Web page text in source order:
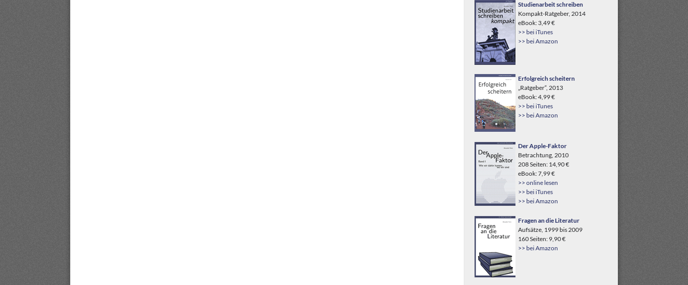
Studienarbeit schreiben
Kompakt-Ratgeber, 2014
eBook: 3,49 €
>> bei iTunes
>> bei Amazon
Erfolgreich scheitern
„Ratgeber“, 2013
eBook: 4,99 €
>> bei iTunes
>> bei Amazon
Der Apple-Faktor
Betrachtung, 2010
208 Seiten: 14,90 €
eBook: 7,99 €
>> online lesen
>> bei iTunes
>> bei Amazon
Fragen an die Literatur
Aufsätze, 1999 bis 2009
160 Seiten: 9,90 €
>> bei Amazon